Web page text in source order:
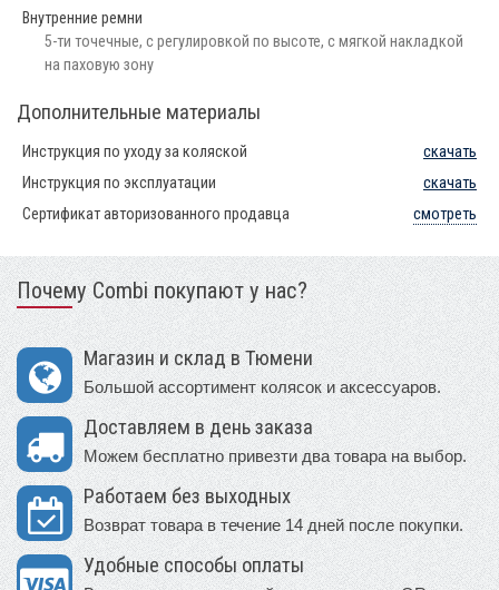
Внутренние ремни
5-ти точечные, с регулировкой по высоте, с мягкой накладкой
на паховую зону
Дополнительные материалы
Инструкция по уходу за коляской
скачать
Инструкция по эксплуатации
скачать
Сертификат авторизованного продавца
смотреть
Почему Combi покупают у нас?
Магазин и склад в Тюмени
Большой ассортимент колясок и аксессуаров.
Доставляем в день заказа
Можем бесплатно привезти два товара на выбор.
Работаем без выходных
Возврат товара в течение 14 дней после покупки.
Удобные способы оплаты